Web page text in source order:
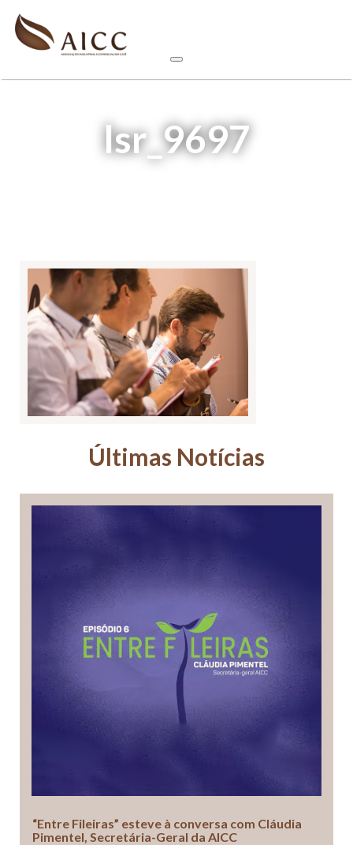
lsr_9697
Últimas Notícias
“Entre Fileiras” esteve à conversa com Cláudia
Pimentel, Secretária-Geral da AICC